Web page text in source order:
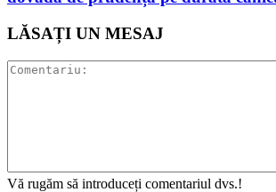
LĂSAȚI UN MESAJ
Vă rugăm să introduceți comentariul dvs.!